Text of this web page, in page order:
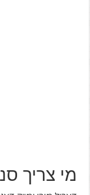
מי צריך